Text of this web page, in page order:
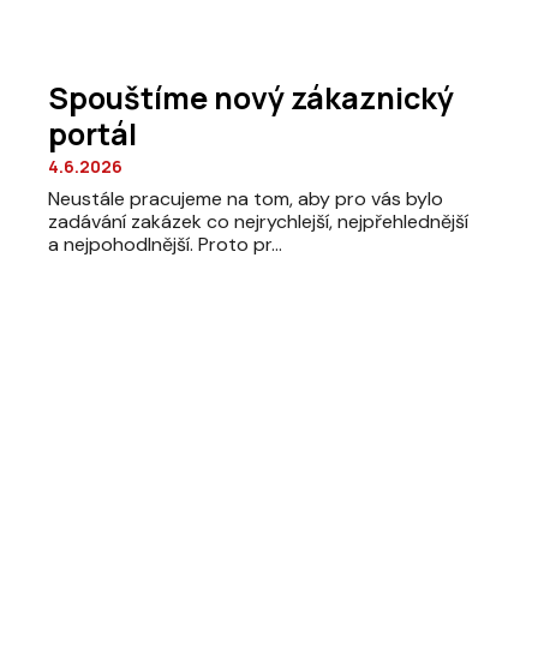
Spouštíme nový zákaznický
portál
4.6.2026
Neustále pracujeme na tom, aby pro vás bylo
zadávání zakázek co nejrychlejší, nejpřehlednější
a nejpohodlnější. Proto pr...